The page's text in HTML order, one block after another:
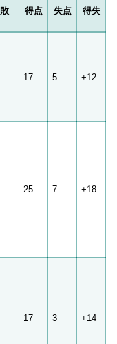
敗 得点 失点 得失
17 5 +12
25 7 +18
17 3 +14